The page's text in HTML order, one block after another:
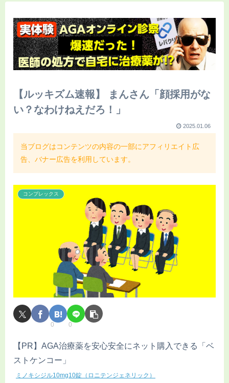
【ルッキズム速報】 まんさん「顔採用がな
い？なわけねえだろ！」
2025.01.06
当ブログはコンテンツの内容の一部にアフィリエイト広
告、バナー広告を利用しています。
コンプレックス
0 0
【PR】AGA治療薬を安心安全にネット購入できる「ベ
ストケンコー」
ミノキシジル10mg10錠（ロニテンジェネリック）